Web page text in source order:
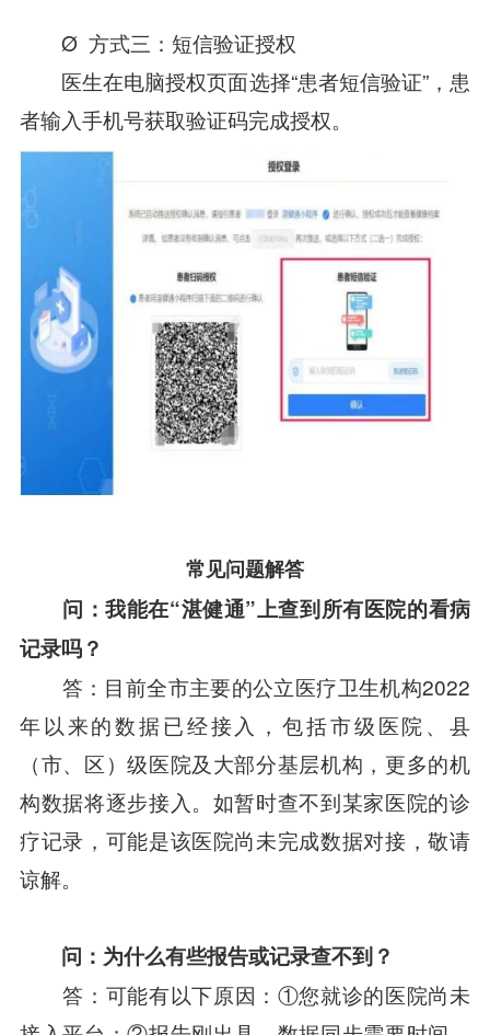
Ø 方式三：短信验证授权
医生在电脑授权页面选择“患者短信验证”，患
者输入手机号获取验证码完成授权。
常见问题解答
问：我能在“湛健通”上查到所有医院的看病
记录吗？
答：目前全市主要的公立医疗卫生机构2022
年以来的数据已经接入，包括市级医院、县
（市、区）级医院及大部分基层机构，更多的机
构数据将逐步接入。如暂时查不到某家医院的诊
疗记录，可能是该医院尚未完成数据对接，敬请
谅解。
问：为什么有些报告或记录查不到？
答：可能有以下原因：①您就诊的医院尚未